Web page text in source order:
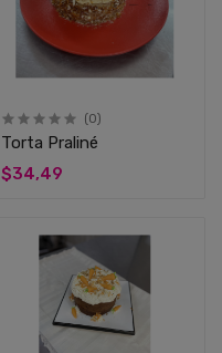
(0)
Torta Praliné
$34,49